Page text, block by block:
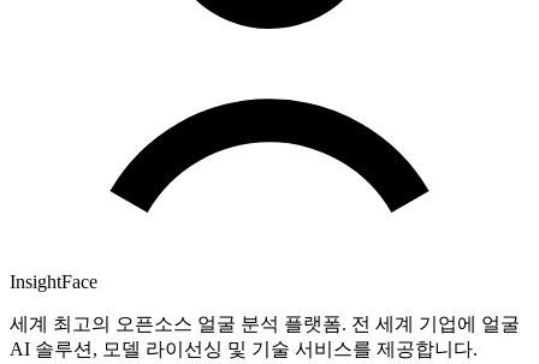
InsightFace
세계 최고의 오픈소스 얼굴 분석 플랫폼. 전 세계 기업에 얼굴
AI 솔루션, 모델 라이선싱 및 기술 서비스를 제공합니다.